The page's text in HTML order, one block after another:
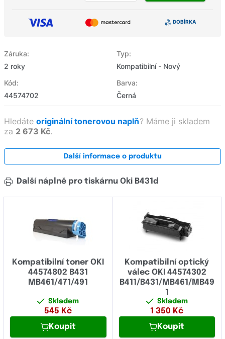
Záruka:
2 roky
Typ:
Kompatibilní - Nový
Kód:
44574702
Barva:
Černá
Hledáte originální tonerovou naplň? Máme ji skladem
za 2 673 Kč.
Další informace o produktu
Další náplně pro tiskárnu Oki B431d
Kompatibilní toner OKI
44574802 B431
MB461/471/491
Skladem
545 Kč
Koupit
Kompatibilní optický
válec OKI 44574302
B411/B431/MB461/MB49
1
Skladem
1 350 Kč
Koupit